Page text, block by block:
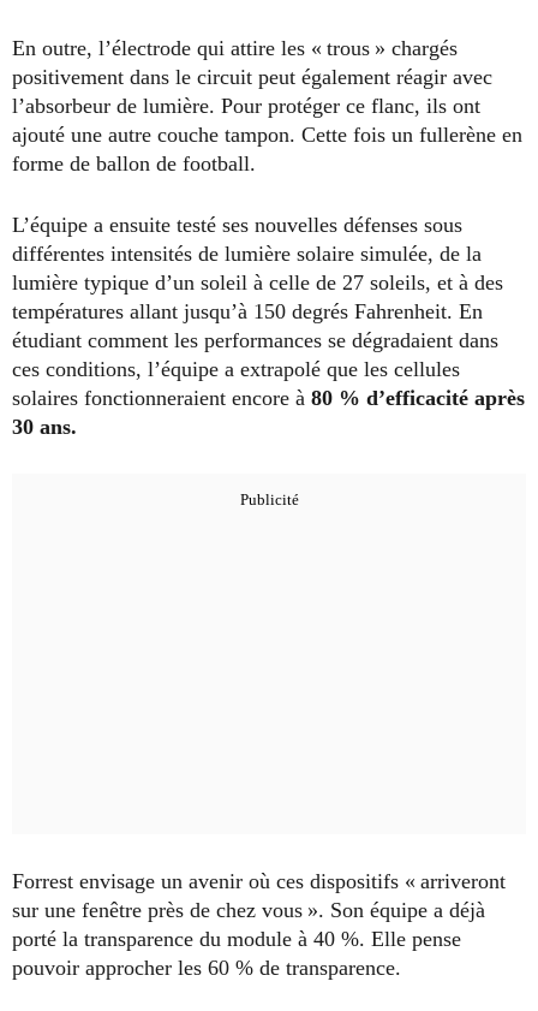
En outre, l’électrode qui attire les « trous » chargés
positivement dans le circuit peut également réagir avec
l’absorbeur de lumière. Pour protéger ce flanc, ils ont
ajouté une autre couche tampon. Cette fois un fullerène en
forme de ballon de football.
L’équipe a ensuite testé ses nouvelles défenses sous
différentes intensités de lumière solaire simulée, de la
lumière typique d’un soleil à celle de 27 soleils, et à des
températures allant jusqu’à 150 degrés Fahrenheit. En
étudiant comment les performances se dégradaient dans
ces conditions, l’équipe a extrapolé que les cellules
solaires fonctionneraient encore à 80 % d’efficacité après
30 ans.
Forrest envisage un avenir où ces dispositifs « arriveront
sur une fenêtre près de chez vous ». Son équipe a déjà
porté la transparence du module à 40 %. Elle pense
pouvoir approcher les 60 % de transparence.